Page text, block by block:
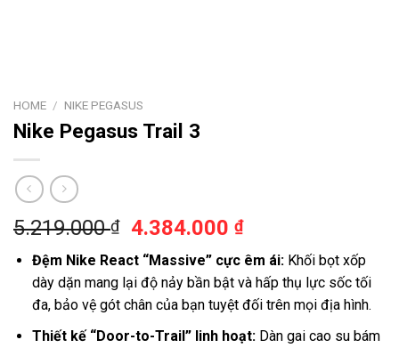
HOME / NIKE PEGASUS
Nike Pegasus Trail 3
5.219.000₫ 4.384.000₫
Đệm Nike React “Massive” cực êm ái:Khối bọt xốp
dày dặn mang lại độ nảy bần bật và hấp thụ lực sốc tối
đa, bảo vệ gót chân của bạn tuyệt đối trên mọi địa hình.
Thiết kế “Door-to-Trail” linh hoạt:Dàn gai cao su bám